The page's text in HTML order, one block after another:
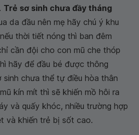
Trẻ sơ sinh chưa đầy tháng
da đầu nên mẹ hãy chú ý khu
thời tiết nóng thì ban đêm
cần đội cho con mũ che thóp
hãy để đầu bé được thông
chưa thể tự điều hòa thân
kín mít thì sẽ khiến mồ hôi ra
và quấy khóc, nhiều trường hợp
và khiến trẻ bị sốt cao.